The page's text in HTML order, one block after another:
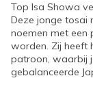
Top Isa Showa
Deze jonge tosai
noemen met een
worden. Zij heeft
patroon, waarbij
gebalanceerde